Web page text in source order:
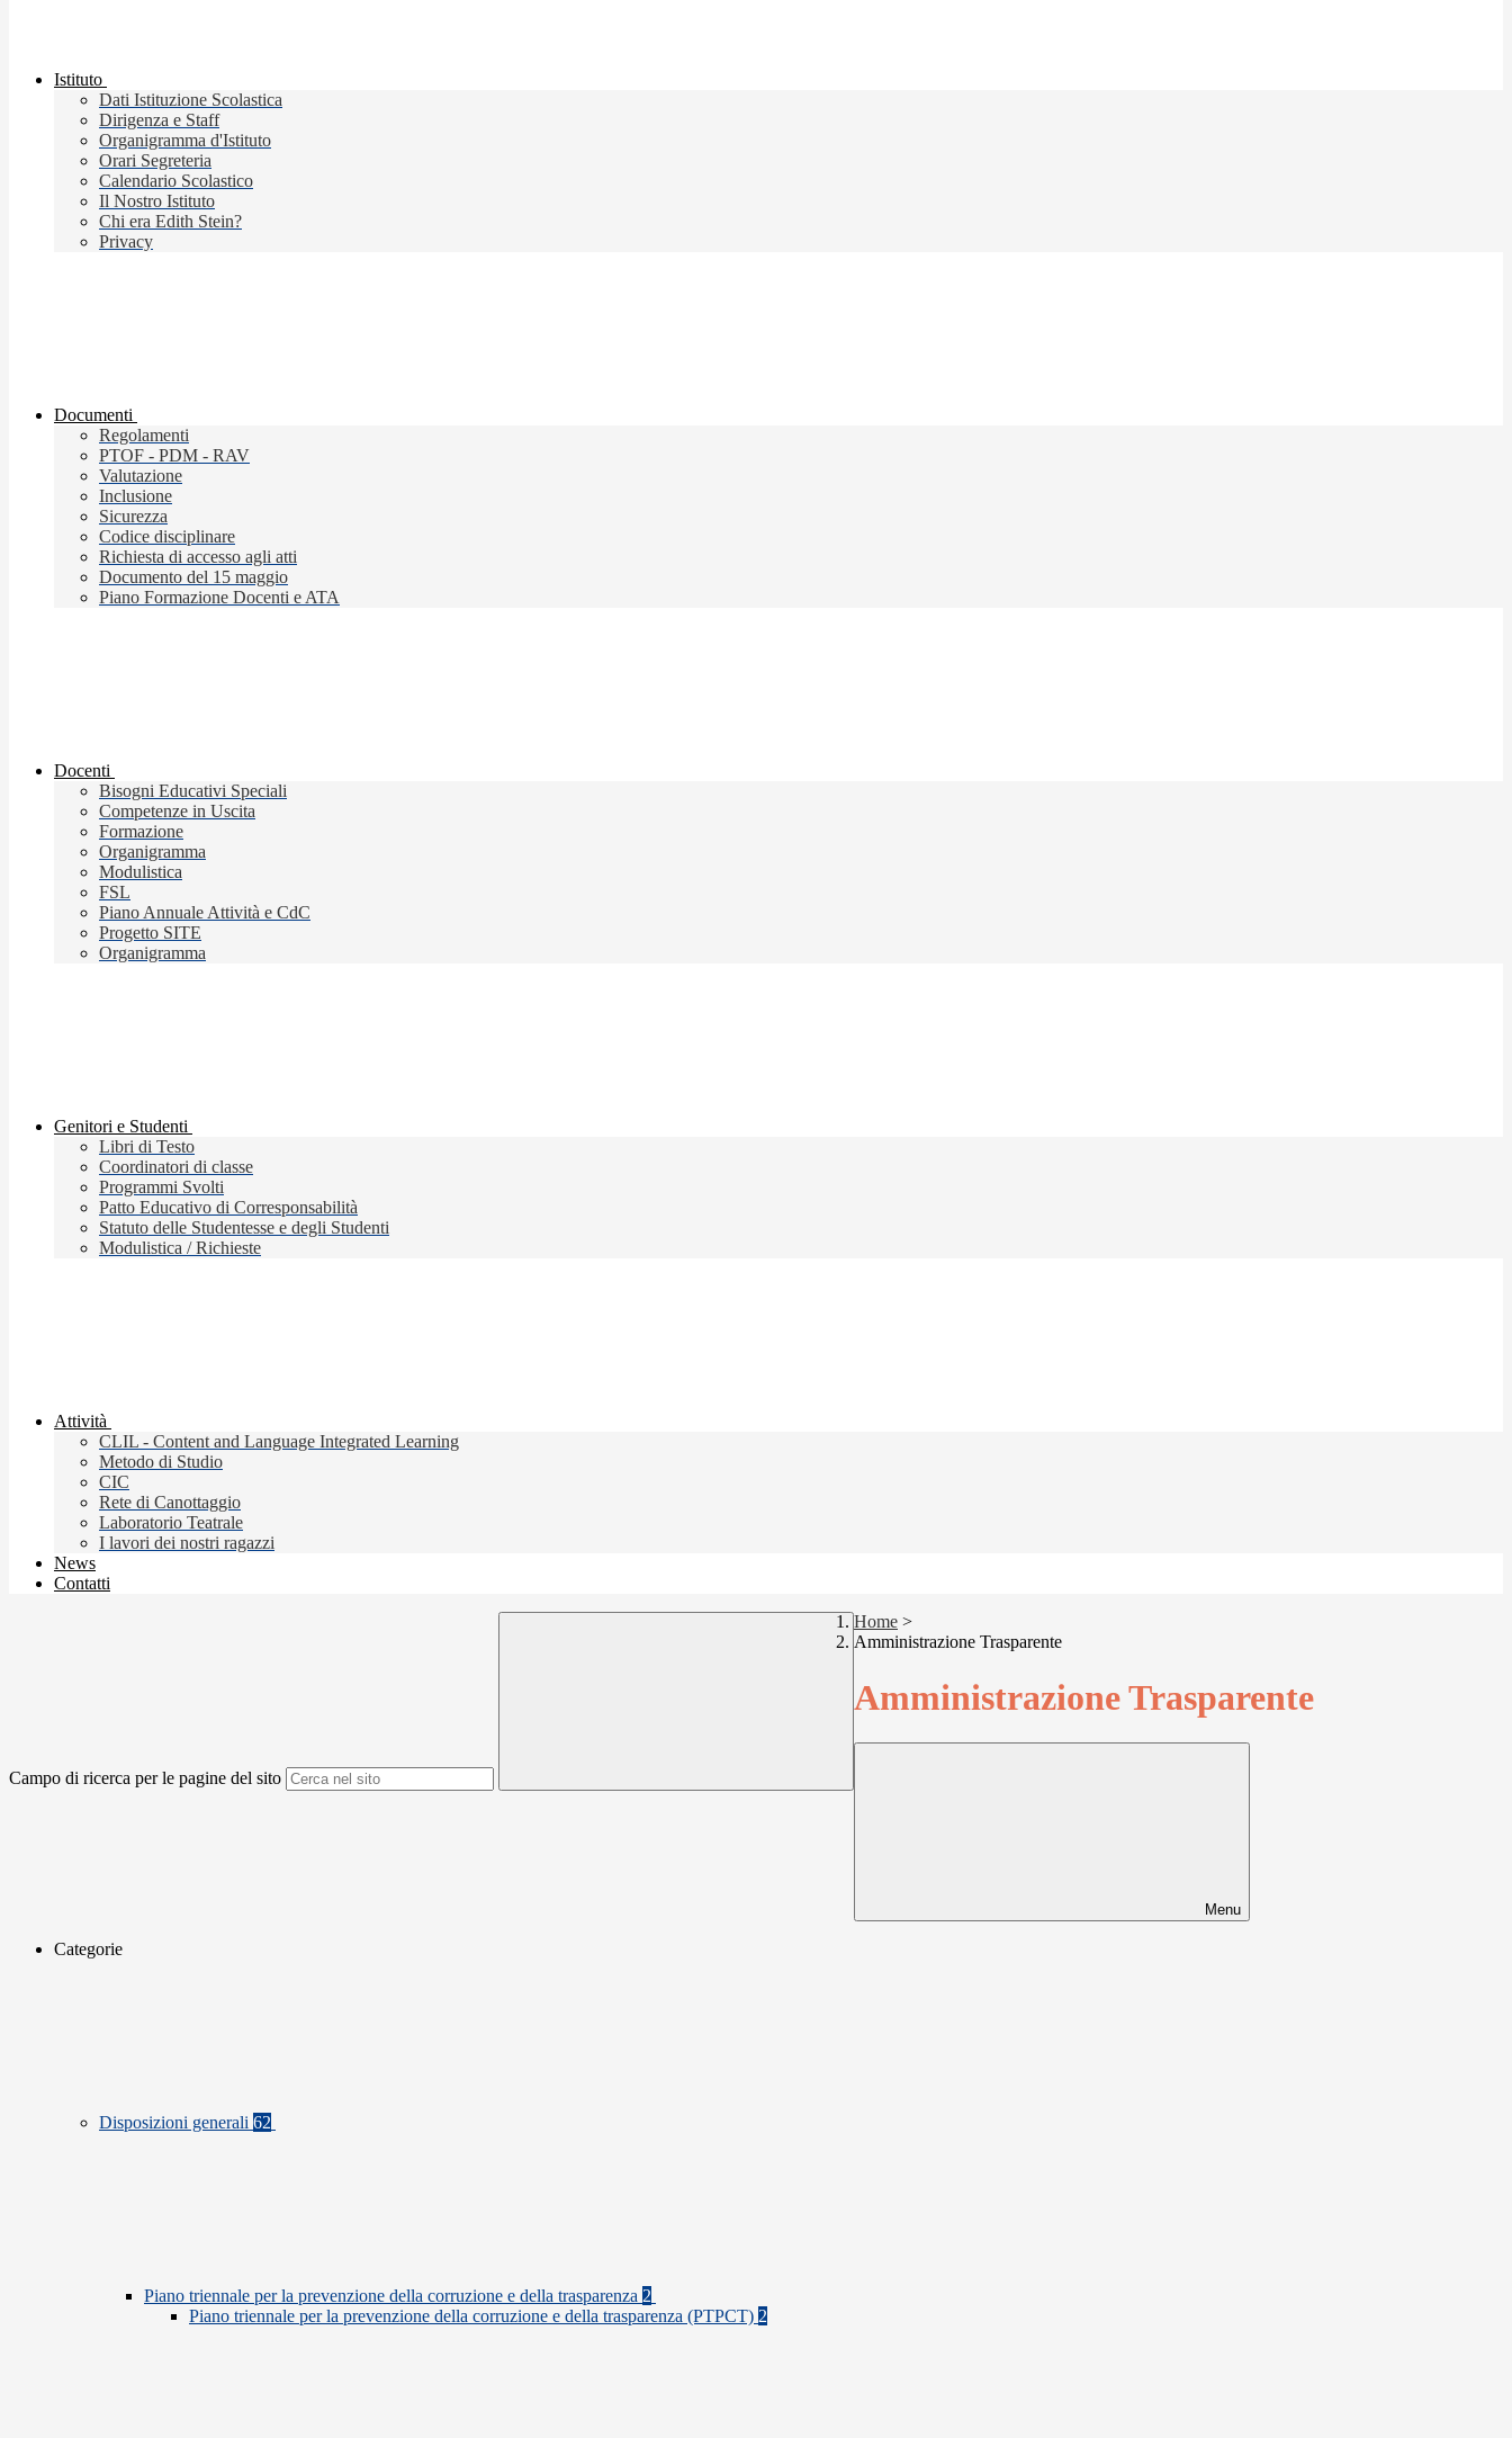
Istituto
Dati Istituzione Scolastica
Dirigenza e Staff
Organigramma d'Istituto
Orari Segreteria
Calendario Scolastico
Il Nostro Istituto
Chi era Edith Stein?
Privacy
Documenti
Regolamenti
PTOF - PDM - RAV
Valutazione
Inclusione
Sicurezza
Codice disciplinare
Richiesta di accesso agli atti
Documento del 15 maggio
Piano Formazione Docenti e ATA
Docenti
Bisogni Educativi Speciali
Competenze in Uscita
Formazione
Organigramma
Modulistica
FSL
Piano Annuale Attività e CdC
Progetto SITE
Organigramma
Genitori e Studenti
Libri di Testo
Coordinatori di classe
Programmi Svolti
Patto Educativo di Corresponsabilità
Statuto delle Studentesse e degli Studenti
Modulistica / Richieste
Attività
CLIL - Content and Language Integrated Learning
Metodo di Studio
CIC
Rete di Canottaggio
Laboratorio Teatrale
I lavori dei nostri ragazzi
News
Contatti
Campo di ricerca per le pagine del sito
Home >
Amministrazione Trasparente
Amministrazione Trasparente
Menu
Categorie
Disposizioni generali 62
Piano triennale per la prevenzione della corruzione e della trasparenza 2
Piano triennale per la prevenzione della corruzione e della trasparenza (PTPCT) 2